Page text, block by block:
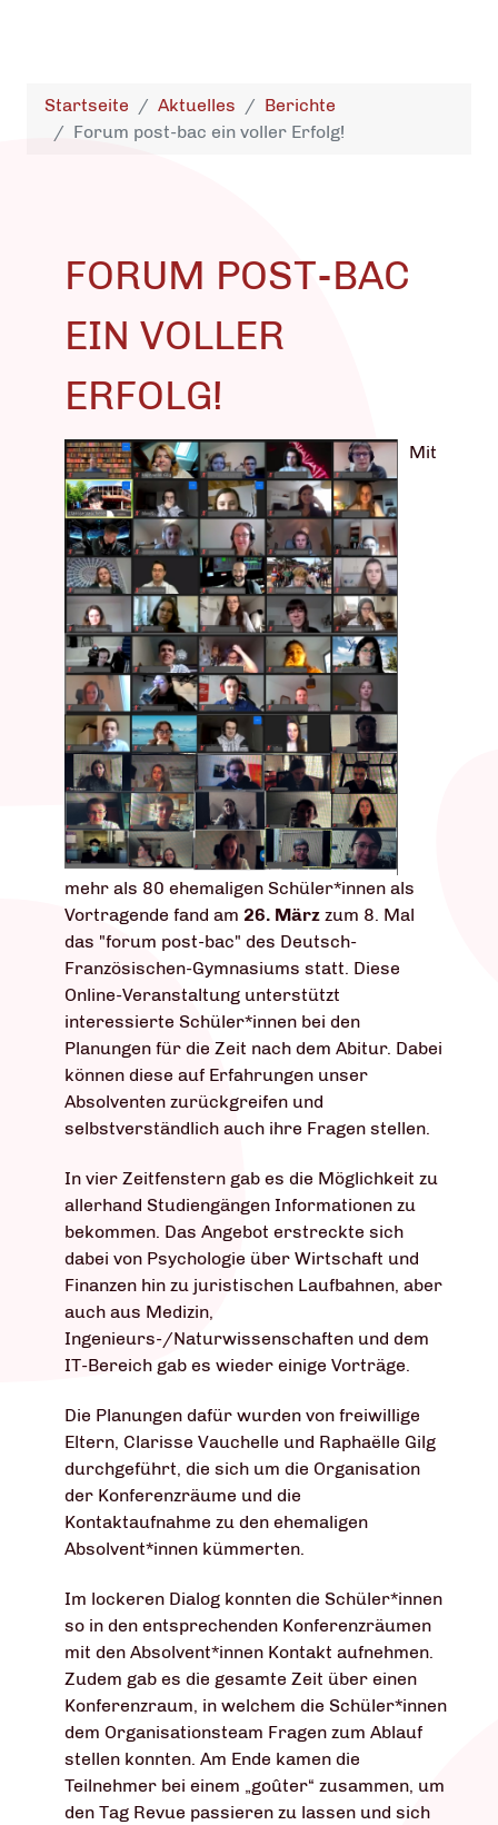
Startseite Aktuelles
Berichte
Forum post-bac ein voller Erfolg!
FORUM POST-BAC
EIN VOLLER
ERFOLG!
Mit
mehr als 80 ehemaligen Schüler*innen als
Vortragende fand am 26. März zum 8. Mal
das "forum post-bac" des Deutsch-
Französischen-Gymnasiums statt. Diese
Online-Veranstaltung unterstützt
interessierte Schüler*innen bei den
Planungen für die Zeit nach dem Abitur. Dabei
können diese auf Erfahrungen unser
Absolventen zurückgreifen und
selbstverständlich auch ihre Fragen stellen.
In vier Zeitfenstern gab es die Möglichkeit zu
allerhand Studiengängen Informationen zu
bekommen. Das Angebot erstreckte sich
dabei von Psychologie über Wirtschaft und
Finanzen hin zu juristischen Laufbahnen, aber
auch aus Medizin,
Ingenieurs-/Naturwissenschaften und dem
IT-Bereich gab es wieder einige Vorträge.
Die Planungen dafür wurden von freiwillige
Eltern, Clarisse Vauchelle und Raphaëlle Gilg
durchgeführt, die sich um die Organisation
der Konferenzräume und die
Kontaktaufnahme zu den ehemaligen
Absolvent*innen kümmerten.
Im lockeren Dialog konnten die Schüler*innen
so in den entsprechenden Konferenzräumen
mit den Absolvent*innen Kontakt aufnehmen.
Zudem gab es die gesamte Zeit über einen
Konferenzraum, in welchem die Schüler*innen
dem Organisationsteam Fragen zum Ablauf
stellen konnten. Am Ende kamen die
Teilnehmer bei einem „goûter“ zusammen, um
den Tag Revue passieren zu lassen und sich